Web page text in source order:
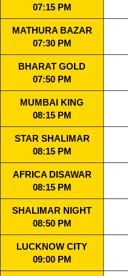
07:15 PM
MATHURA BAZAR
07:30 PM
BHARAT GOLD
07:50 PM
MUMBAI KING
08:15 PM
STAR SHALIMAR
08:15 PM
AFRICA DISAWAR
08:15 PM
SHALIMAR NIGHT
08:50 PM
LUCKNOW CITY
09:00 PM